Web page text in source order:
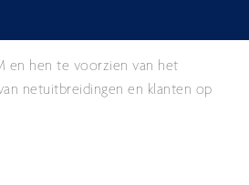
en hen te voorzien van het
netuitbreidingen en klanten op